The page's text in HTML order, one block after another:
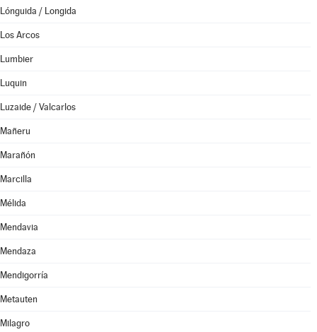
Lónguida / Longida
Los Arcos
Lumbier
Luquin
Luzaide / Valcarlos
Mañeru
Marañón
Marcilla
Mélida
Mendavia
Mendaza
Mendigorría
Metauten
Milagro